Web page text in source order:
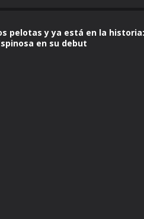
pelotas y ya está en la historia:
en su debut